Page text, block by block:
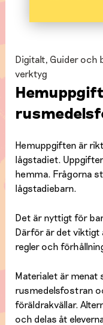
Digitalt, Guider och
verktyg
Hemuppgiften är
lågstadiet.
hemma. Frågorna
lågstadiebarn.
Det är nyttigt för
Därför är det viktigt
regler och
Materialet är
rusmedelsfostran
föräldrakvällar.
och delas åt